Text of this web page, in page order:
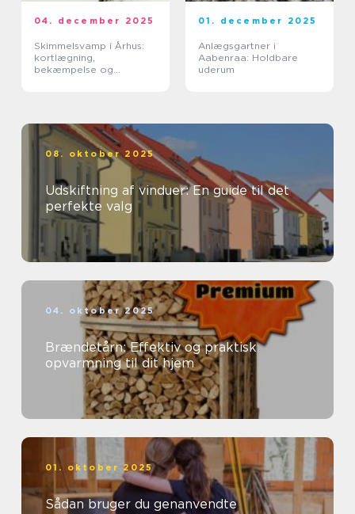
04. december 2025
Skimmelsvamp i Århus:
kortlægning,
bekæmpelse og
01. december 2025
Anlægsgartner i
Aabenraa: Holdbare
uderum
08. oktober 2025
Udskiftning af vinduer: En guide til det
perfekte valg
04. oktober 2025
Brændetårn: Effektiv og praktisk
opvarmning til dit hjem
01. oktober 2025
Sådan bruger du genanvendte